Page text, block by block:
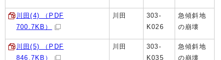
川田(4) （PDF
700.7KB）
川田
303-
K026
急傾斜地
の崩壊
川田(5) （PDF
846.7KB）
川田
303-
K035
急傾斜地
の崩壊